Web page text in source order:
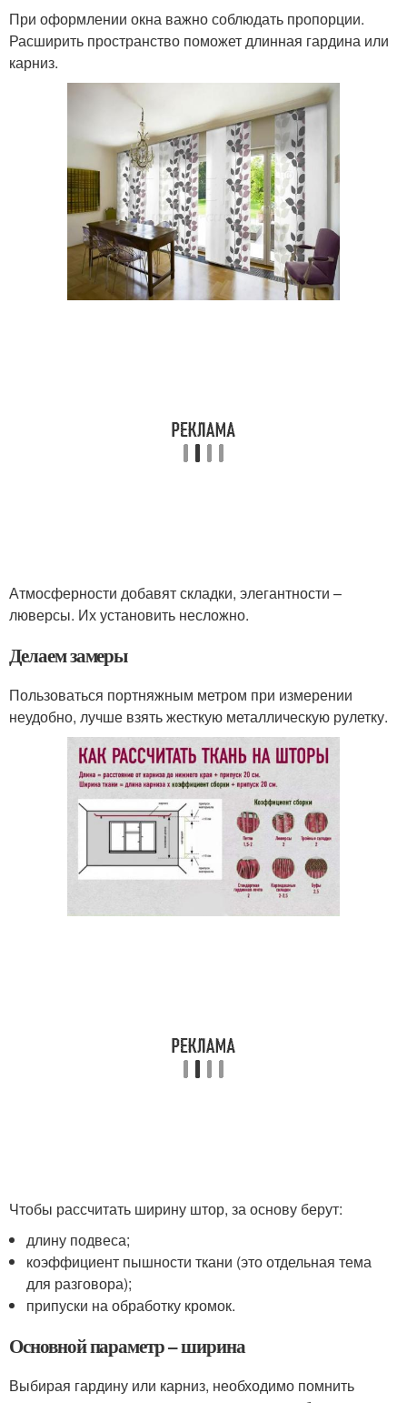
При оформлении окна важно соблюдать пропорции.
Расширить пространство поможет длинная гардина или
карниз.
Атмосферности добавят складки, элегантности –
люверсы. Их установить несложно.
Делаем замеры
Пользоваться портняжным метром при измерении
неудобно, лучше взять жесткую металлическую рулетку.
Чтобы рассчитать ширину штор, за основу берут:
длину подвеса;
коэффициент пышности ткани (это отдельная тема
для разговора);
припуски на обработку кромок.
Основной параметр – ширина
Выбирая гардину или карниз, необходимо помнить